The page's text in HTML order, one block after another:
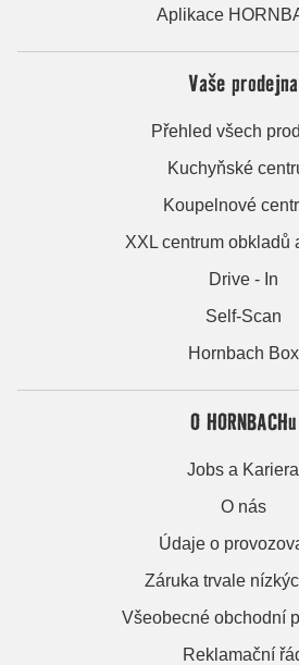
Aplikace
Vaše prodejna
Přehled všech
Kuchyňské
Koupelnové
XXL centrum obkladů
Drive - In
Self-Scan
Hornbach Box
O HORNBACHu
Jobs a Kariera
O nás
Údaje o
Záruka trvale
Všeobecné obchodní
Reklamační